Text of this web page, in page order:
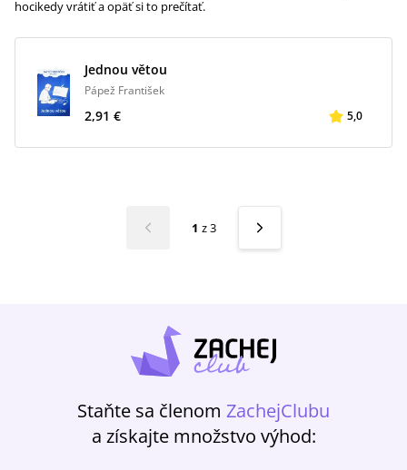
Jednou větou
Pápež František
2,91 € 5,0
hocikedy vrátiť a opäť si to prečítať.
1 z3
Staňte sa členom ZachejClubu
a získajte množstvo výhod: